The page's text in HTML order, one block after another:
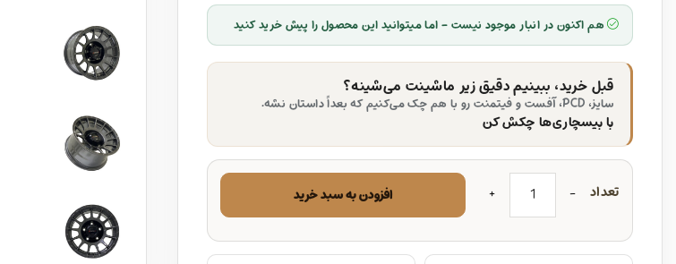
هم اکنون در انبار موجود نیست - اما میتوانید این محصول را پیش خرید کنید
قبل خرید، ببینیم دقیق زیر ماشینت می‌شینه؟
سایز، PCD، آفست و فیتمنت رو با هم چک می‌کنیم که بعداً داستان نشه.
با بیسچاری‌ها چکش کن
تعداد افزودن به سبد خرید